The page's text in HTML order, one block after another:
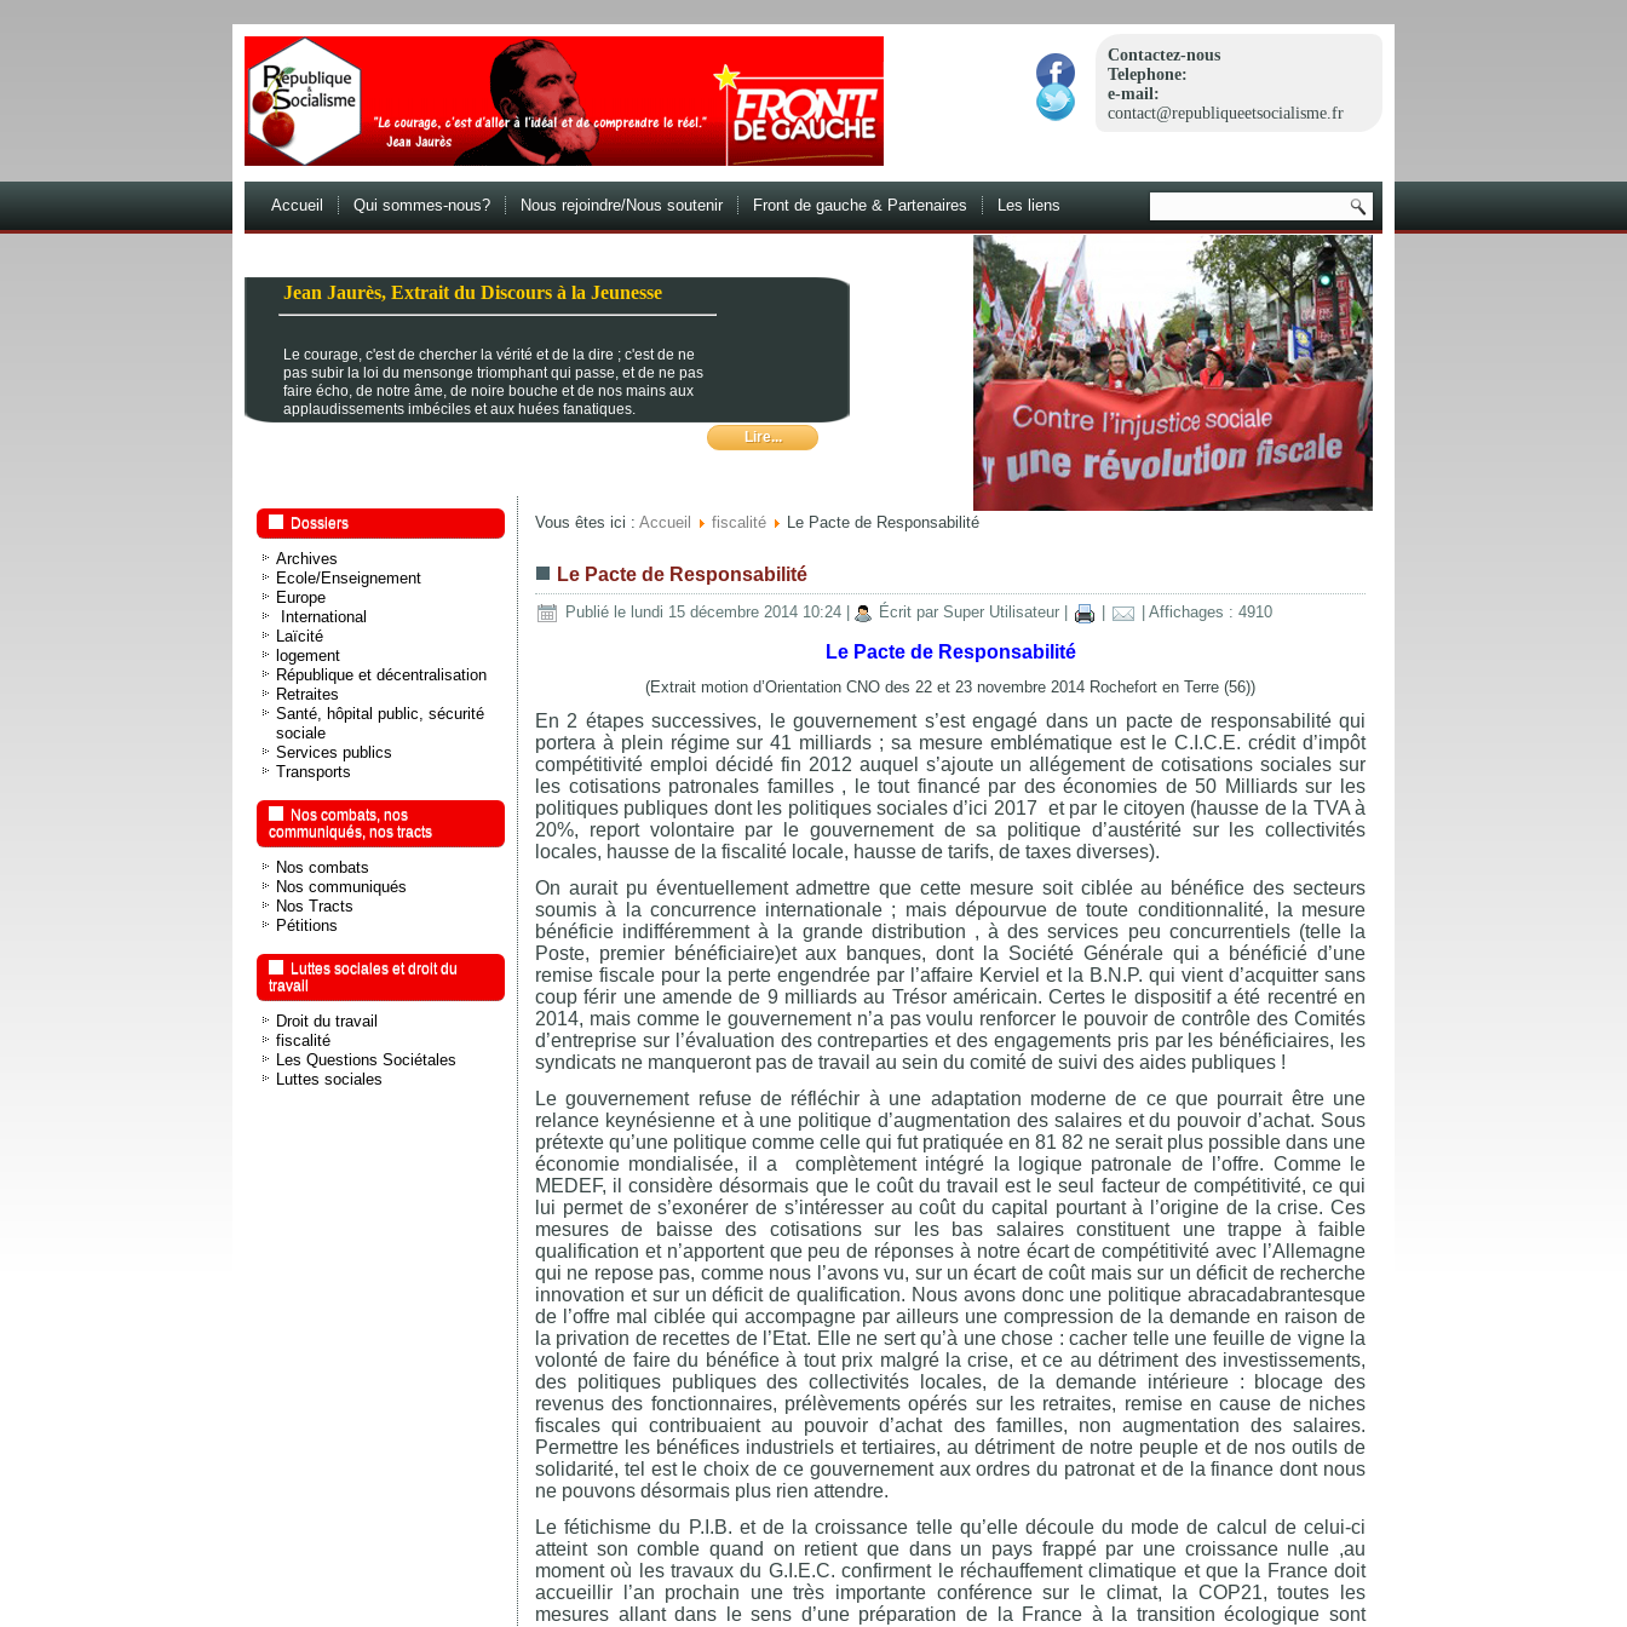
Contactez-nous
Telephone:
e-mail:
contact@republiqueetsocialisme.fr
Jean Jaurès, Extrait du Discours à la Jeunesse
Le courage, c'est de chercher la vérité et de la dire ; c'est de ne
pas subir la loi du mensonge triomphant qui passe, et de ne pas
faire écho, de notre âme, de noire bouche et de nos mains aux
applaudissements imbéciles et aux huées fanatiques.
Lire...
Accueil Qui sommes-nous? Nous rejoindre/Nous soutenir Front de gauche & Partenaires Les liens
Dossiers
Archives
Ecole/Enseignement
Europe
International
Laïcité
logement
République et décentralisation
Retraites
Santé, hôpital public, sécurité
sociale
Services publics
Transports
Nos combats, nos
communiqués, nos tracts
Nos combats
Nos communiqués
Nos Tracts
Pétitions
Luttes sociales et droit du
travail
Droit du travail
fiscalité
Les Questions Sociétales
Luttes sociales
Vous êtes ici : Accueil fiscalité Le Pacte de Responsabilité
Le Pacte de Responsabilité
Publié le lundi 15 décembre 2014 10:24 Écrit par Super Utilisateur | Affichages : 4910
Le Pacte de Responsabilité
(Extrait motion d’Orientation CNO des 22 et 23 novembre 2014 Rochefort en Terre (56))
En 2 étapes successives, le gouvernement s’est engagé dans un pacte de responsabilité qui
portera à plein régime sur 41 milliards ; sa mesure emblématique est le C.I.C.E. crédit d’impôt
compétitivité emploi décidé fin 2012 auquel s’ajoute un allégement de cotisations sociales sur
les cotisations patronales familles , le tout financé par des économies de 50 Milliards sur les
politiques publiques dont les politiques sociales d’ici 2017 et par le citoyen (hausse de la TVA à
20%, report volontaire par le gouvernement de sa politique d’austérité sur les collectivités
locales, hausse de la fiscalité locale, hausse de tarifs, de taxes diverses).
On aurait pu éventuellement admettre que cette mesure soit ciblée au bénéfice des secteurs
soumis à la concurrence internationale ; mais dépourvue de toute conditionnalité, la mesure
bénéficie indifféremment à la grande distribution , à des services peu concurrentiels (telle la
Poste, premier bénéficiaire)et aux banques, dont la Société Générale qui a bénéficié d’une
remise fiscale pour la perte engendrée par l’affaire Kerviel et la B.N.P. qui vient d’acquitter sans
coup férir une amende de 9 milliards au Trésor américain. Certes le dispositif a été recentré en
2014, mais comme le gouvernement n’a pas voulu renforcer le pouvoir de contrôle des Comités
d’entreprise sur l’évaluation des contreparties et des engagements pris par les bénéficiaires, les
syndicats ne manqueront pas de travail au sein du comité de suivi des aides publiques !
Le gouvernement refuse de réfléchir à une adaptation moderne de ce que pourrait être une
relance keynésienne et à une politique d’augmentation des salaires et du pouvoir d’achat. Sous
prétexte qu’une politique comme celle qui fut pratiquée en 81 82 ne serait plus possible dans une
économie mondialisée, il a complètement intégré la logique patronale de l’offre. Comme le
MEDEF, il considère désormais que le coût du travail est le seul facteur de compétitivité, ce qui
lui permet de s’exonérer de s’intéresser au coût du capital pourtant à l’origine de la crise. Ces
mesures de baisse des cotisations sur les bas salaires constituent une trappe à faible
qualification et n’apportent que peu de réponses à notre écart de compétitivité avec l’Allemagne
qui ne repose pas, comme nous l’avons vu, sur un écart de coût mais sur un déficit de recherche
innovation et sur un déficit de qualification. Nous avons donc une politique abracadabrantesque
de l’offre mal ciblée qui accompagne par ailleurs une compression de la demande en raison de
la privation de recettes de l’Etat. Elle ne sert qu’à une chose : cacher telle une feuille de vigne la
volonté de faire du bénéfice à tout prix malgré la crise, et ce au détriment des investissements,
des politiques publiques des collectivités locales, de la demande intérieure : blocage des
revenus des fonctionnaires, prélèvements opérés sur les retraites, remise en cause de niches
fiscales qui contribuaient au pouvoir d’achat des familles, non augmentation des salaires.
Permettre les bénéfices industriels et tertiaires, au détriment de notre peuple et de nos outils de
solidarité, tel est le choix de ce gouvernement aux ordres du patronat et de la finance dont nous
ne pouvons désormais plus rien attendre.
Le fétichisme du P.I.B. et de la croissance telle qu’elle découle du mode de calcul de celui-ci
atteint son comble quand on retient que dans un pays frappé par une croissance nulle ,au
moment où les travaux du G.I.E.C. confirment le réchauffement climatique et que la France doit
accueillir l’an prochain une très importante conférence sur le climat, la COP21, toutes les
mesures allant dans le sens d’une préparation de la France à la transition écologique sont